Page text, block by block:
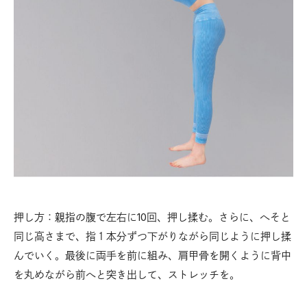
押し方：親指の腹で左右に10回、押し揉む。さらに、へそと
同じ高さまで、指１本分ずつ下がりながら同じように押し揉
んでいく。最後に両手を前に組み、肩甲骨を開くように背中
を丸めながら前へと突き出して、ストレッチを。